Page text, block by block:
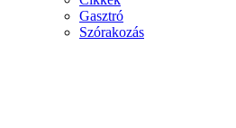
Gasztró
Szórakozás